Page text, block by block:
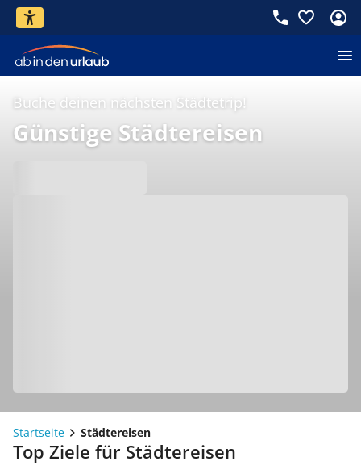
Buche deinen nächsten Städtetrip!
Günstige Städtereisen
Startseite Städtereisen
Top Ziele für Städtereisen